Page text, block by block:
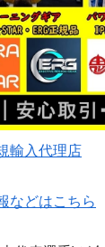
輸入代理店
などはこちら